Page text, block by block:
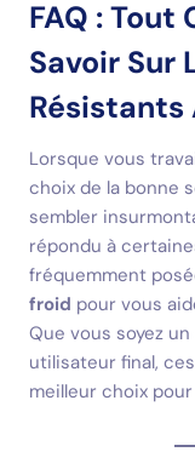
FAQ : Tout
Savoir Sur
Résistants
Lorsque vous
choix de la bonne
sembler
répondu à
fréquemment
froid pour vous
Que vous soyez
utilisateur final,
meilleur choix